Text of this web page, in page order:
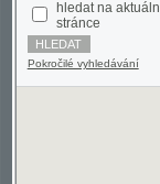
Pokročilé vyhledávání